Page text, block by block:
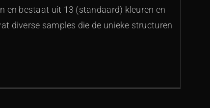
en bestaat uit 13 (standaard) kleuren en
diverse samples die de unieke structuren